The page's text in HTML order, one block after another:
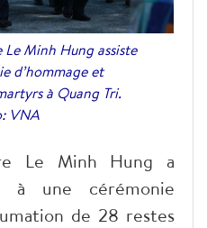
Minh Hung assiste
d’hommage et
à Quang Tri.
VNA
Le Minh Hung a
à une cérémonie
de 28 restes